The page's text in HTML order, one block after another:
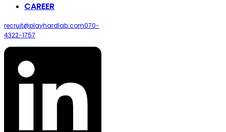
CAREER
recruit@playhardlab.com070-
4322-1757